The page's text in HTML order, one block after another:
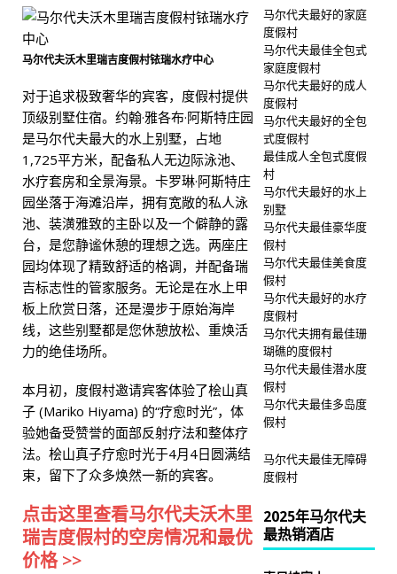
马尔代夫沃木里瑞吉度假村铱瑞水疗中心
对于追求极致奢华的宾客，度假村提供
顶级别墅住宿。约翰·雅各布·阿斯特庄园
是马尔代夫最大的水上别墅，占地
1,725平方米，配备私人无边际泳池、
水疗套房和全景海景。卡罗琳·阿斯特庄
园坐落于海滩沿岸，拥有宽敞的私人泳
池、装潢雅致的主卧以及一个僻静的露
台，是您静谧休憩的理想之选。两座庄
园均体现了精致舒适的格调，并配备瑞
吉标志性的管家服务。无论是在水上甲
板上欣赏日落，还是漫步于原始海岸
线，这些别墅都是您休憩放松、重焕活
力的绝佳场所。
本月初，度假村邀请宾客体验了桧山真
子 (Mariko Hiyama) 的“疗愈时光”，体
验她备受赞誉的面部反射疗法和整体疗
法。桧山真子疗愈时光于4月4日圆满结
束，留下了众多焕然一新的宾客。
点击这里查看马尔代夫沃木里
瑞吉度假村的空房情况和最优
价格 >>
马尔代夫最好的家庭
度假村
马尔代夫最佳全包式
家庭度假村
马尔代夫最好的成人
度假村
马尔代夫最好的全包
式度假村
最佳成人全包式度假
村
马尔代夫最好的水上
别墅
马尔代夫最佳豪华度
假村
马尔代夫最佳美食度
假村
马尔代夫最好的水疗
度假村
马尔代夫拥有最佳珊
瑚礁的度假村
马尔代夫最佳潜水度
假村
马尔代夫最佳多岛度
假村
马尔代夫最佳无障碍
度假村
2025年马尔代夫
最热销酒店